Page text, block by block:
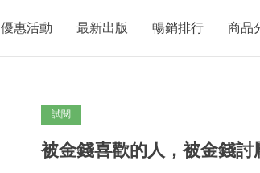
優惠活動 最新出版 暢銷排行 商品
試閱
被金錢喜歡的人，被金錢